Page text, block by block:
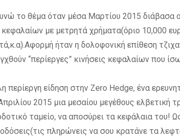
το θέμα όταν μέσα Μαρτίου 2015 διάβασα
κεφαλαίων με μετρητά χρήματα(όριο 10,000
ήταν η δολοφονική επίθεση
“περίεργες” κινήσεις κεφαλαίων που
περίεργη είδηση στην Zero Hedge, ένα
2015 μια μεσαίου μεγέθους ελβετική
ταμείο, να αποσύρει τα κεφάλαια του!
πληρώνεις να σου κρατάνε τα